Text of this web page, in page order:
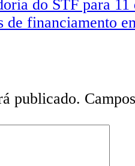
do STF para 11
financiamento
publicado.